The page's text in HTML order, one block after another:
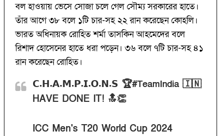
বল হাওয়ায় ভেসে সোজা চলে গেল সৌম্য সরকারের হাতে।
তাঁর আগে ৩৮ বলে ১টি চার-সহ ২২ রান করেছেন কোহলি।
ভারত অধিনায়ক রোহিত শর্মা তাসকিন আহমেদের বলে
রিশাদ হোসেনের হাতে ধরা পড়েন। ৩৬ বলে ৭টি চার-সহ ৪১
রান করেছেন রোহিত।
𝗖.𝗛.𝗔.𝗠.𝗣.𝗜.𝗢.𝗡.𝗦 🏆#TeamIndia 🇮🇳
HAVE DONE IT! 🔝👏
ICC Men's T20 World Cup 2024